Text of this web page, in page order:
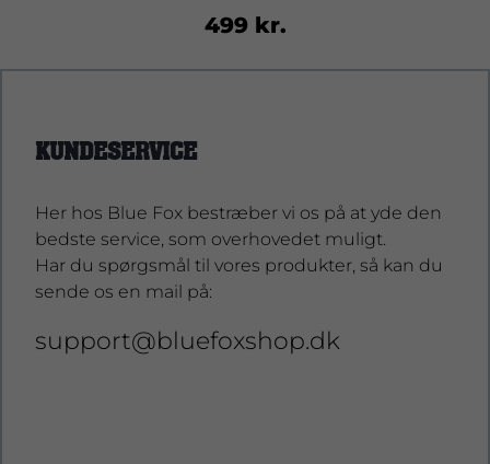
499 kr.
KUNDESERVICE
Her hos Blue Fox bestræber vi os på at yde den
bedste service, som overhovedet muligt.
Har du spørgsmål til vores produkter, så kan du
sende os en mail på:
support@bluefoxshop.dk